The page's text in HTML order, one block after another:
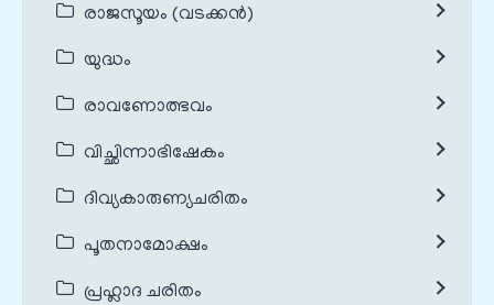
രാജസൂയം (വടക്കൻ)
യുദ്ധം
രാവണോത്ഭവം
വിച്ഛിന്നാഭിഷേകം
ദിവ്യകാരുണ്യചരിതം
പൂതനാമോക്ഷം
പ്രഹ്ലാദ ചരിതം